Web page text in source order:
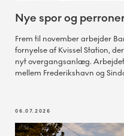
Nye spor og
Frem til november arbejder
fornyelse af Kvissel Station,
nyt overgangsanlæg.
mellem Frederikshavn og
06.07.2026